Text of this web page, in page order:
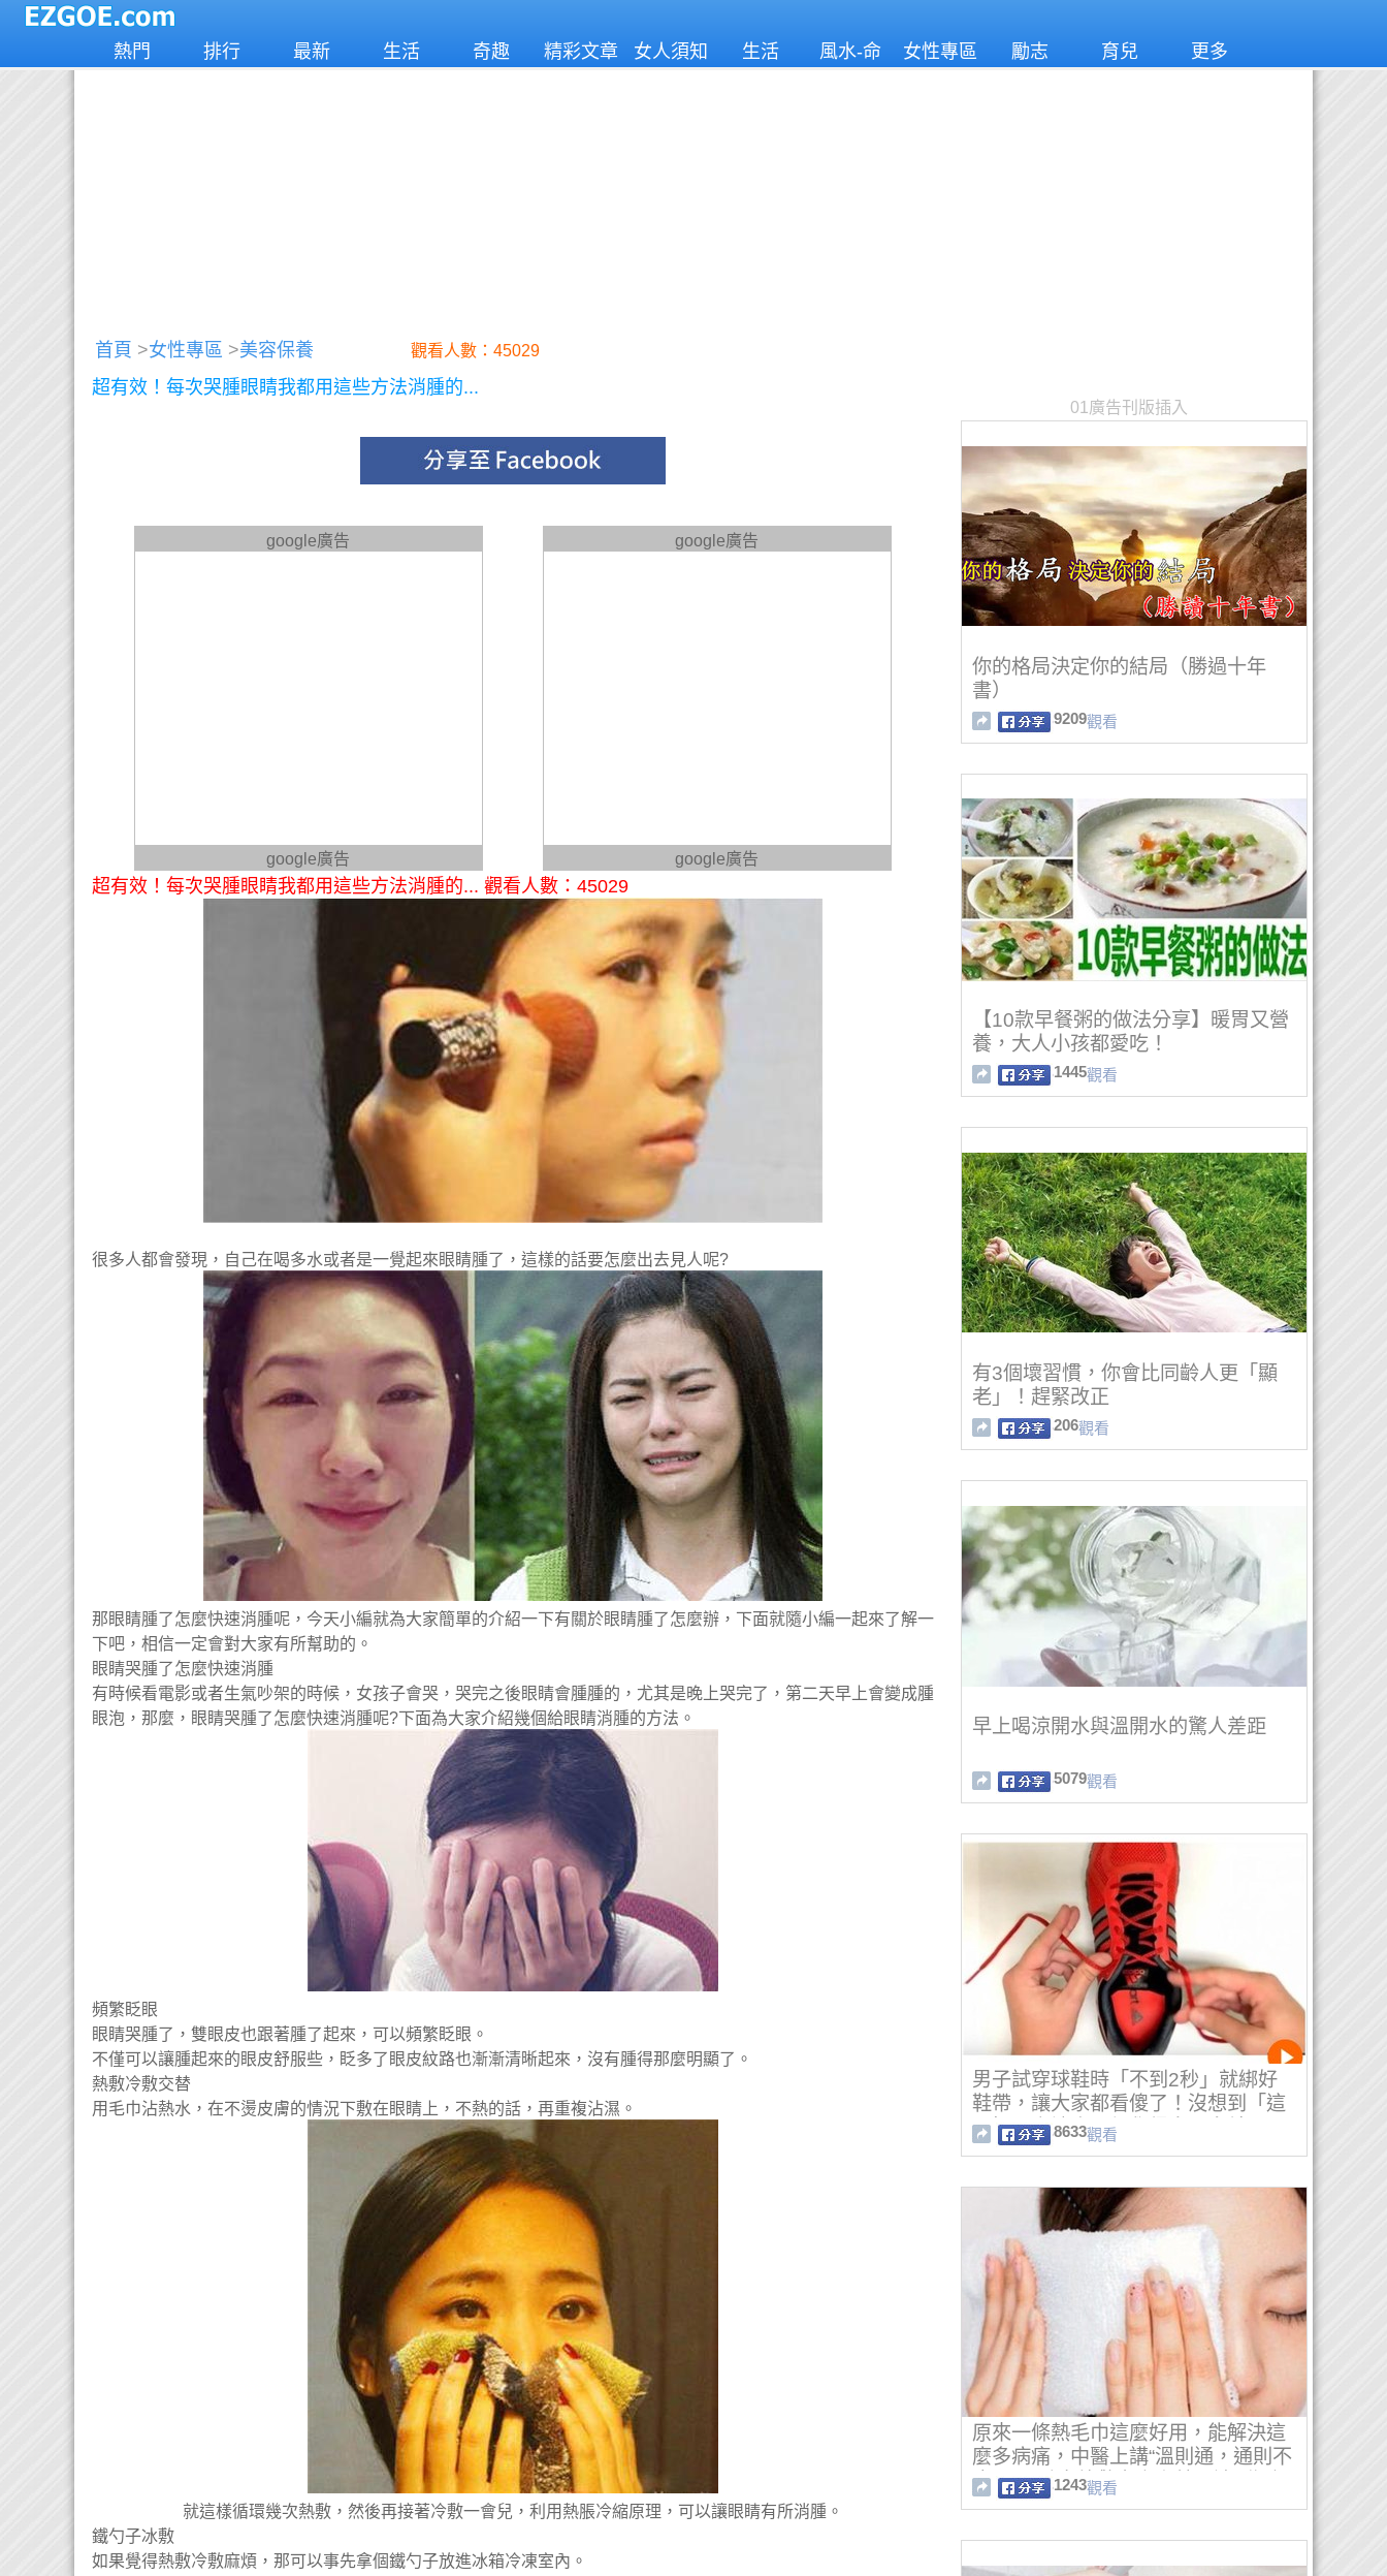
熱門 排行 最新 生活 奇趣 精彩文章 女人須知 生活
風水-命
女性專區 勵志 育兒 更多
首頁 >女性專區 >美容保養 觀看人數：45029
超有效！每次哭腫眼睛我都用這些方法消腫的...
google廣告
google廣告
google廣告
google廣告
超有效！每次哭腫眼睛我都用這些方法消腫的... 觀看人數：45029
很多人都會發現，自己在喝多水或者是一覺起來眼睛腫了，這樣的話要怎麼出去見人呢?
那眼睛腫了怎麼快速消腫呢，今天小編就為大家簡單的介紹一下有關於眼睛腫了怎麼辦，下面就隨小編一起來了解一
下吧，相信一定會對大家有所幫助的。
眼睛哭腫了怎麼快速消腫
有時候看電影或者生氣吵架的時候，女孩子會哭，哭完之後眼睛會腫腫的，尤其是晚上哭完了，第二天早上會變成腫
眼泡，那麼，眼睛哭腫了怎麼快速消腫呢?下面為大家介紹幾個給眼睛消腫的方法。
頻繁眨眼
眼睛哭腫了，雙眼皮也跟著腫了起來，可以頻繁眨眼。
不僅可以讓腫起來的眼皮舒服些，眨多了眼皮紋路也漸漸清晰起來，沒有腫得那麼明顯了。
熱敷冷敷交替
用毛巾沾熱水，在不燙皮膚的情況下敷在眼睛上，不熱的話，再重複沾濕。
就這樣循環幾次熱敷，然後再接著冷敷一會兒，利用熱脹冷縮原理，可以讓眼睛有所消腫。
鐵勺子冰敷
如果覺得熱敷冷敷麻煩，那可以事先拿個鐵勺子放進冰箱冷凍室內。
01廣告刊版插入
你的格局決定你的結局（勝過十年
書）
9209觀看
【10款早餐粥的做法分享】暖胃又營
養，大人小孩都愛吃！
1445觀看
有3個壞習慣，你會比同齡人更「顯
老」！趕緊改正
206觀看
早上喝涼開水與溫開水的驚人差距
5079觀看
男子試穿球鞋時「不到2秒」就綁好
鞋帶，讓大家都看傻了！沒想到「這
一招」竟讓店員都覺得自己白幹了...
太強了啦！
8633觀看
原來一條熱毛巾這麼好用，能解決這
麼多病痛，中醫上講“溫則通，通則不
痛”，用毛巾熱敷實際上就是達到溫通
的效果
1243觀看